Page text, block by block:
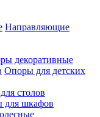
Направляющие
декоративные
Опоры для детских
столов
для шкафов